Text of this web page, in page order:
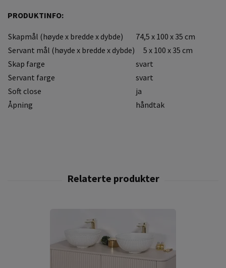
PRODUKTINFO:
Skapmål (høyde x bredde x dybde)
74,5 x 100 x 35 cm
Servant mål (høyde x bredde x dybde)
5 x 100 x 35 cm
Skap farge
svart
Servant farge
svart
Soft close
ja
Åpning
håndtak